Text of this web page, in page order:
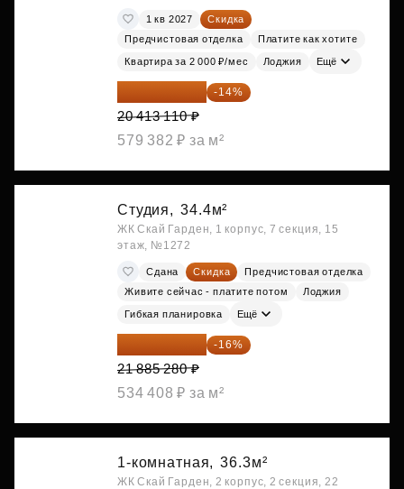
1 кв 2027
Скидка
Предчистовая отделка
Платите как хотите
Квартира за 2 000 ₽/мес Лоджия Ещё
17 555 275 ₽ -14%
20 413 110 ₽
579 382 ₽ за м²
Студия, 34.4м²
ЖК Скай Гарден, 1 корпус, 7 секция, 15
этаж, №1272
Сдана Скидка
Предчистовая отделка
Живите сейчас - платите потом
Лоджия
Гибкая планировка Ещё
18 383 635 ₽ -16%
21 885 280 ₽
534 408 ₽ за м²
1-комнатная, 36.3м²
ЖК Скай Гарден, 2 корпус, 2 секция, 22